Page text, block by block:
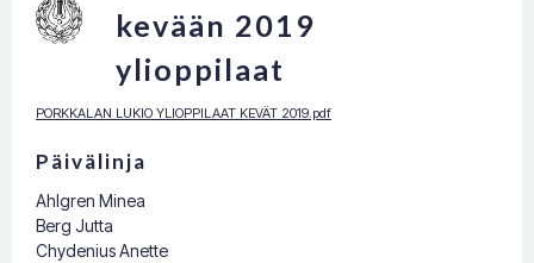
kevään 2019
ylioppilaat
PORKKALAN LUKIO YLIOPPILAAT KEVÄT 2019.pdf
Päivälinja
Ahlgren Minea
Berg Jutta
Chydenius Anette